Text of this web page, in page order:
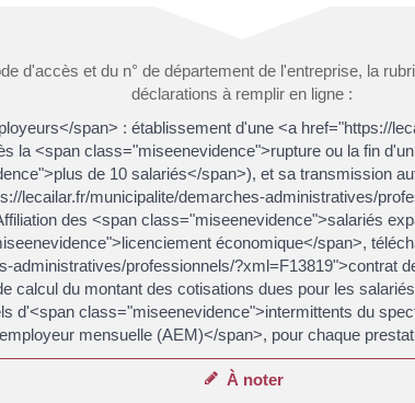
d'accès et du n° de département de l'entreprise, la
déclarations à remplir en ligne :
span> : établissement d'une <a href="https://
la <span class="miseenevidence">rupture ou la fin
de 10 salariés</span>), et sa transmission
lecailar.fr/municipalite/demarches-administratives/
des <span class="miseenevidence">salariés
économique</span>,
administratives/professionnels/?xml=F13819">contrat
calcul du montant des cotisations dues pour les
d'<span class="miseenevidence">intermittents du
mensuelle (AEM)</span>, pour chaque
À noter